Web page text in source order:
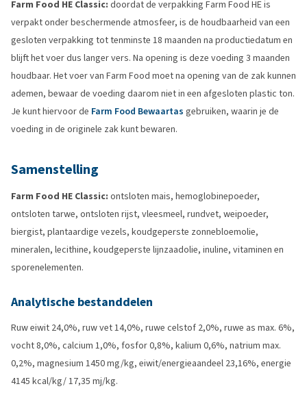
Farm Food HE Classic: doordat de verpakking Farm Food HE is
verpakt onder beschermende atmosfeer, is de houdbaarheid van een
gesloten verpakking tot tenminste 18 maanden na productiedatum en
blijft het voer dus langer vers. Na opening is deze voeding 3 maanden
houdbaar. Het voer van Farm Food moet na opening van de zak kunnen
ademen, bewaar de voeding daarom niet in een afgesloten plastic ton.
Je kunt hiervoor de Farm Food Bewaartas gebruiken, waarin je de
voeding in de originele zak kunt bewaren.
Samenstelling
Farm Food HE Classic: ontsloten mais, hemoglobinepoeder,
ontsloten tarwe, ontsloten rijst, vleesmeel, rundvet, weipoeder,
biergist, plantaardige vezels, koudgeperste zonnebloemolie,
mineralen, lecithine, koudgeperste lijnzaadolie, inuline, vitaminen en
sporenelementen.
Analytische bestanddelen
Ruw eiwit 24,0%, ruw vet 14,0%, ruwe celstof 2,0%, ruwe as max. 6%,
vocht 8,0%, calcium 1,0%, fosfor 0,8%, kalium 0,6%, natrium max.
0,2%, magnesium 1450 mg/kg, eiwit/energieaandeel 23,16%, energie
4145 kcal/kg/ 17,35 mj/kg.